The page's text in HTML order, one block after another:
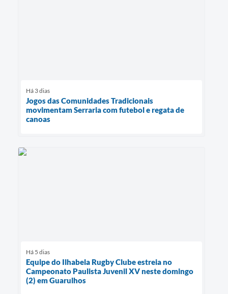
Há 3 dias
Jogos das Comunidades Tradicionais
movimentam Serraria com futebol e regata de
canoas
Há 5 dias
Equipe do Ilhabela Rugby Clube estreia no
Campeonato Paulista Juvenil XV neste domingo
(2) em Guarulhos